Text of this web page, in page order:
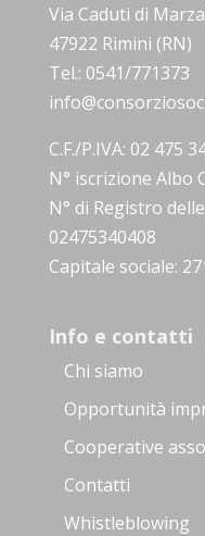
Via Caduti di
47922 Rimini (RN)
Tel.: 0541/771373
C.F./P.IVA: 02 475
N° iscrizione Albo
N° di Registro
02475340408
Capitale sociale:
Info e contatti
Chi siamo
Opportunità
Cooperative
Contatti
Whistleblowing